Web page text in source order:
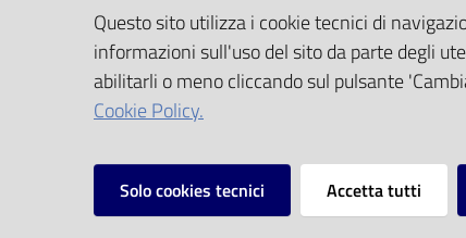
bim@comune.imola.bo.it
PEC
comune.imola@cert.provincia.bo.it
P.IVA 00523381200
C.F. 00794470377
Vai alla pagina
Questo sito utilizza i cookie tecnici di
informazioni sull'uso del sito da parte degli
abilitarli o meno cliccando sul pulsante
Cookie Policy.
Solo cookies tecnici Accetta tutti